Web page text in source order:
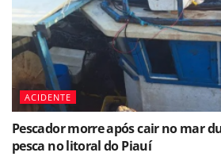
ACIDENTE
Pescador morre após cair no mar
pesca no litoral do Piauí